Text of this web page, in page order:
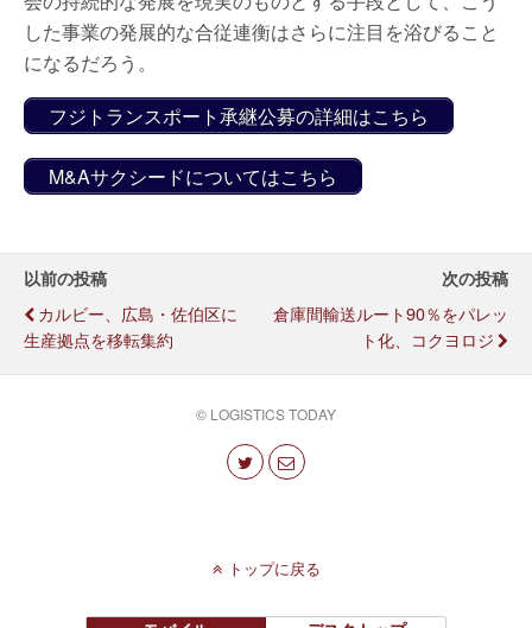
した事業の発展的な合従連衡はさらに注目を浴びること
になるだろう。
フジトランスポート承継公募の詳細はこちら
M&Aサクシードについてはこちら
以前の投稿
カルビー、広島・佐伯区に
生産拠点を移転集約
次の投稿
倉庫間輸送ルート90％をパレッ
ト化、コクヨロジ
© LOGISTICS TODAY
トップに戻る